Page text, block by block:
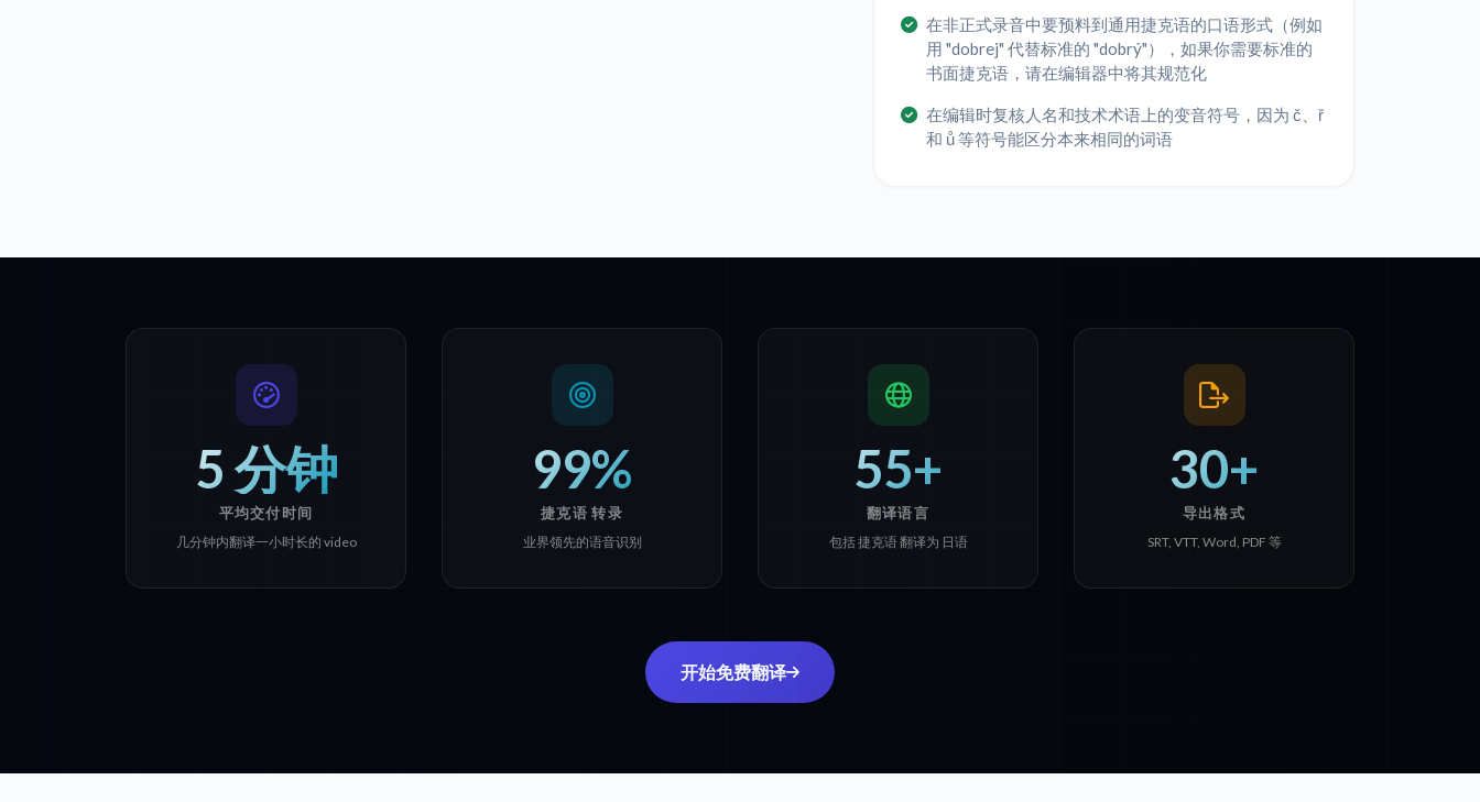
在非正式录音中要预料到通用捷克语的口语形式（例如
用 "dobrej" 代替标准的 "dobrý"），如果你需要标准的
书面捷克语，请在编辑器中将其规范化
在编辑时复核人名和技术术语上的变音符号，因为 č、ř
和 ů 等符号能区分本来相同的词语
5 分钟
平均交付时间
几分钟内翻译一小时长的 video
99%
捷克语 转录
业界领先的语音识别
55+
翻译语言
包括 捷克语 翻译为 日语
30+
导出格式
SRT, VTT, Word, PDF 等
开始免费翻译